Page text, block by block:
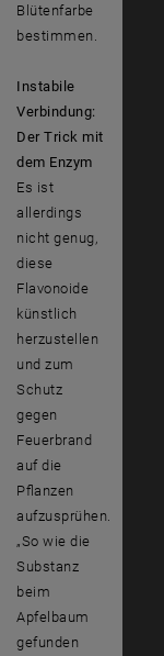
Blütenfarbe
bestimmen.
Instabile
Verbindung:
Der Trick mit
dem Enzym
Es ist
allerdings
nicht genug,
diese
Flavonoide
künstlich
herzustellen
und zum
Schutz
gegen
Feuerbrand
auf die
Pflanzen
aufzusprühen.
„So wie die
Substanz
beim
Apfelbaum
gefunden